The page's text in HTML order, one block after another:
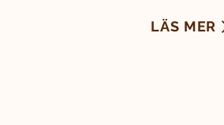
LÄS MER